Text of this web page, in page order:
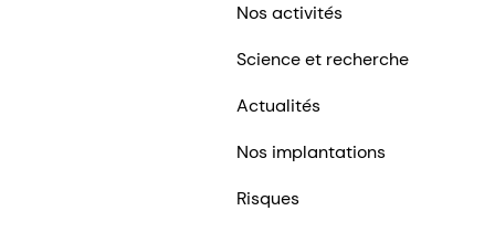
Nos activités
Science et recherche
Actualités
Nos implantations
Risques